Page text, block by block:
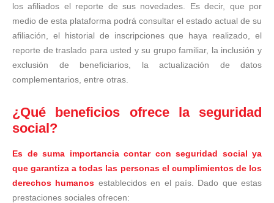
los afiliados el reporte de sus novedades. Es decir, que por
medio de esta plataforma podrá consultar el estado actual de su
afiliación​, el historial de inscripciones que haya realizado, el
reporte de traslado para usted y su grupo familiar, la inclusión y
exclusión de beneficiarios, la actualización de datos
complementarios, entre otras.
¿Qué beneficios ofrece la seguridad
social?
Es de suma importancia contar con seguridad social ya
que garantiza a todas las personas el cumplimientos de los
derechos humanos establecidos en el país. Dado que estas
prestaciones sociales ofrecen: